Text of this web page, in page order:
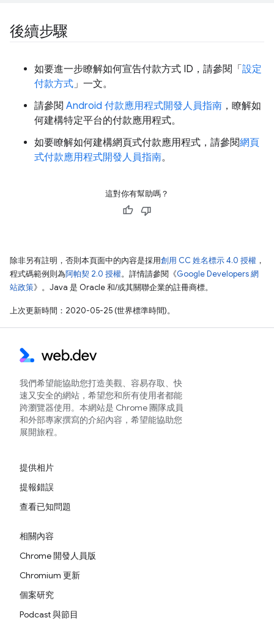
後續步驟
如要進一步瞭解如何宣告付款方式 ID，請參閱「 設定
付款方式」一文。
請參閱 Android 付款應用程式開發人員指南 ，瞭解如
何建構特定平台的付款應用程式。
如要瞭解如何建構網頁式付款應用程式，請參閱網頁
式付款應用程式開發人員指南。
這對你有幫助嗎？
除非另有註明，否則本頁面中的內容是採用創用 CC 姓名標示 4.0 授權 ，
程式碼範例則為阿帕契 2.0 授權。詳情請參閱《Google Developers 網
站政策》。Java 是 Oracle 和/或其關聯企業的註冊商標。
上次更新時間：2020-05-25 (世界標準時間)。
我們希望能協助您打造美觀、容易存取、快
速又安全的網站，希望您和所有使用者都能
跨瀏覽器使用。本網站是 Chrome 團隊成員
和外部專家撰寫的介紹內容，希望能協助您
展開旅程。
提供相片
提報錯誤
查看已知問題
相關內容
Chrome 開發人員版
Chromium 更新
個案研究
Podcast 與節目